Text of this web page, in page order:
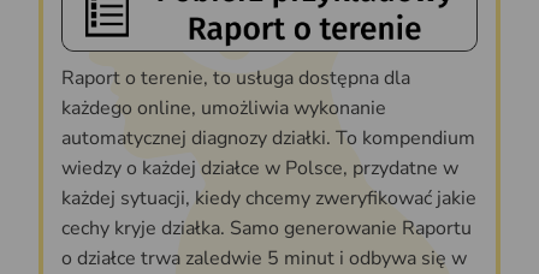
Raport o terenie, to usługa dostępna dla
każdego online, umożliwia wykonanie
automatycznej diagnozy działki. To kompendium
wiedzy o każdej działce w Polsce, przydatne w
każdej sytuacji, kiedy chcemy zweryfikować jakie
cechy kryje działka. Samo generowanie Raportu
o działce trwa zaledwie 5 minut i odbywa się w